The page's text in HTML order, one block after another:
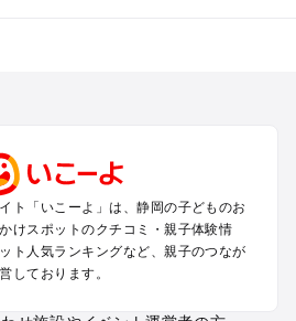
鶴のプールお出かけ
プールお出かけ
け
け
お出かけ
ト「いこーよ」は、静岡の子どものお
けスポットのクチコミ・親子体験情
ト人気ランキングなど、親子のつなが
しております。